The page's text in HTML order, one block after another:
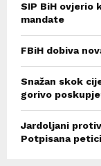
SIP BiH ovjerio
mandate
FBiH dobiva
Snažan skok
gorivo
Jardoljani
Potpisana